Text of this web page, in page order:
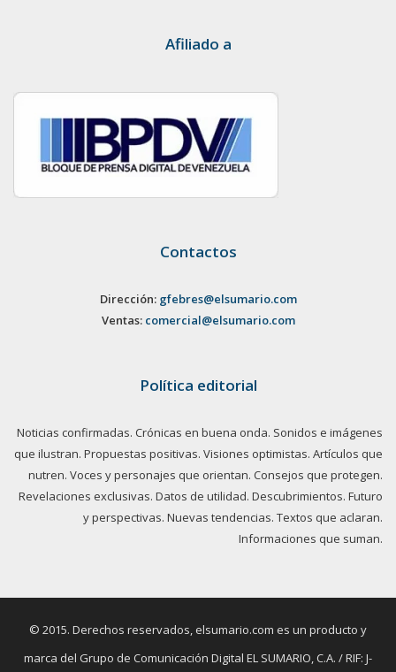
Afiliado a
Contactos
Dirección: gfebres@elsumario.com
Ventas: comercial@elsumario.com
Política editorial
Noticias confirmadas. Crónicas en buena onda. Sonidos e imágenes
que ilustran. Propuestas positivas. Visiones optimistas. Artículos que
nutren. Voces y personajes que orientan. Consejos que protegen.
Revelaciones exclusivas. Datos de utilidad. Descubrimientos. Futuro
y perspectivas. Nuevas tendencias. Textos que aclaran.
Informaciones que suman.
© 2015. Derechos reservados, elsumario.com es un producto y
marca del Grupo de Comunicación Digital EL SUMARIO, C.A. / RIF: J-